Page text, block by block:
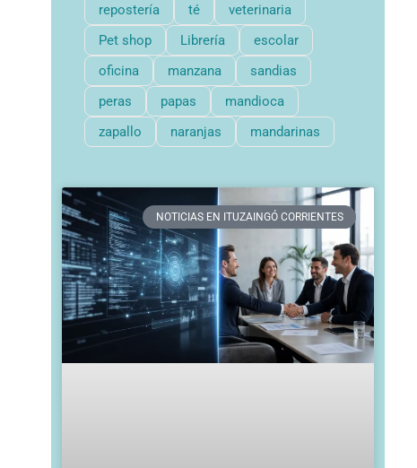
repostería
té
veterinaria
Pet shop
Librería
escolar
oficina
manzana
sandias
peras
papas
mandioca
zapallo
naranjas mandarinas
NOTICIAS EN ITUZAINGÓ CORRIENTES